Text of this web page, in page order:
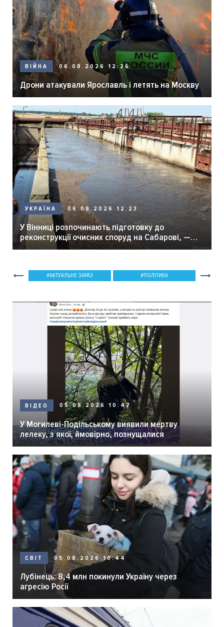
ВІЙНА 06.08.2026 12:26
Дрони атакували Ярославль і летять на Москву
УКРАЇНА 06.08.2026 12:23
У Вінниці розпочинають підготовку до
реконструкції очисних споруд на Сабарові, —
мер Вінниці.
АКТУАЛЬНЕ ЗАРАЗ ПОЛІТИКА
ВІДЕО 05.08.2026 10:47
У Могилеві-Подільському виявили мертву
лелеку, з якої, ймовірно, познущалися
СВІТ 05.08.2026 10:44
Лубінець: 8,4 млн покинули Україну через
агресію Росії